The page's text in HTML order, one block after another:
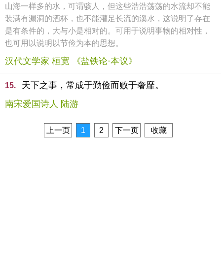
山海一样多的水，可谓骇人，但这些浩浩荡荡的水流却不能
装满有漏洞的酒杯，也不能灌足长流的溪水，这说明了存在
是有条件的，大与小是相对的。可用于说明事物的相对性，
也可用以说明以节俭为本的思想。
汉代文学家 桓宽 《盐铁论·本议》
15.
天下之事，常成于勤俭而败于奢靡。
南宋爱国诗人 陆游
上一页 1 2 下一页 收藏